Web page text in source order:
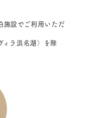
施設でご利用いただ
ラ浜名湖）を除